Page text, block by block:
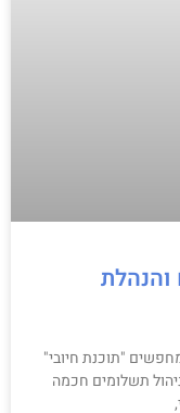
והנהלת
"תוכנת חיובי"
ניהול תשלומים חכמה